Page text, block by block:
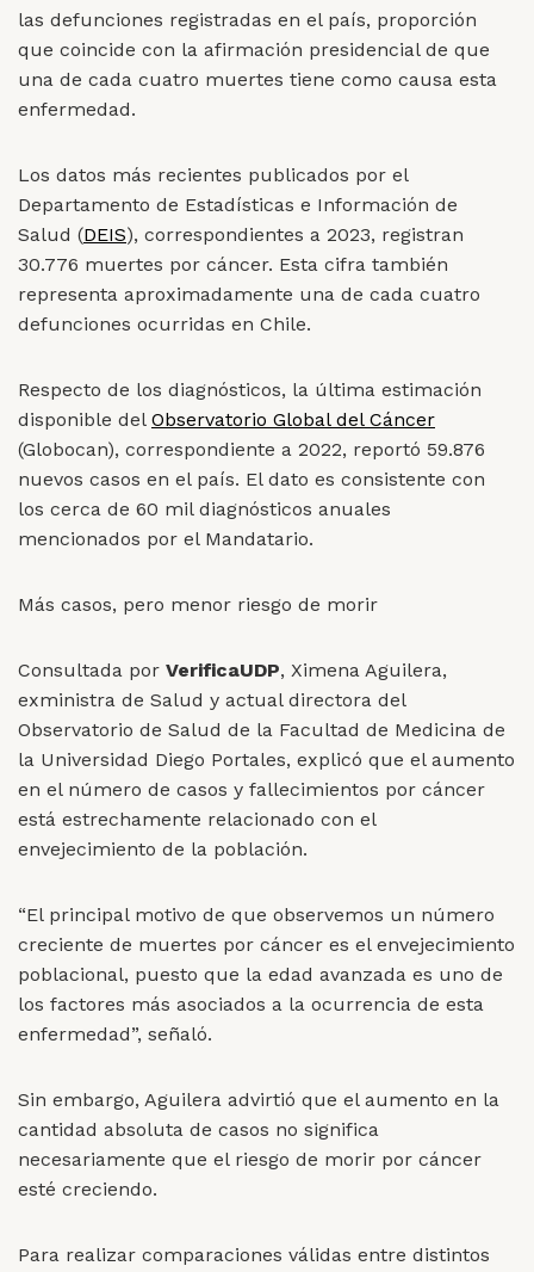
las defunciones registradas en el país, proporción
que coincide con la afirmación presidencial de que
una de cada cuatro muertes tiene como causa esta
enfermedad.
Los datos más recientes publicados por el
Departamento de Estadísticas e Información de
Salud (DEIS), correspondientes a 2023, registran
30.776 muertes por cáncer. Esta cifra también
representa aproximadamente una de cada cuatro
defunciones ocurridas en Chile.
Respecto de los diagnósticos, la última estimación
disponible del Observatorio Global del Cáncer
(Globocan), correspondiente a 2022, reportó 59.876
nuevos casos en el país. El dato es consistente con
los cerca de 60 mil diagnósticos anuales
mencionados por el Mandatario.
Más casos, pero menor riesgo de morir
Consultada por VerificaUDP, Ximena Aguilera,
exministra de Salud y actual directora del
Observatorio de Salud de la Facultad de Medicina de
la Universidad Diego Portales, explicó que el aumento
en el número de casos y fallecimientos por cáncer
está estrechamente relacionado con el
envejecimiento de la población.
“El principal motivo de que observemos un número
creciente de muertes por cáncer es el envejecimiento
poblacional, puesto que la edad avanzada es uno de
los factores más asociados a la ocurrencia de esta
enfermedad”, señaló.
Sin embargo, Aguilera advirtió que el aumento en la
cantidad absoluta de casos no significa
necesariamente que el riesgo de morir por cáncer
esté creciendo.
Para realizar comparaciones válidas entre distintos